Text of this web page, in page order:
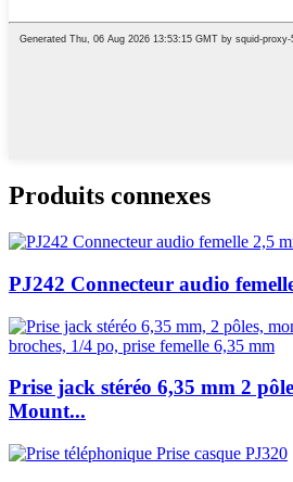
Produits connexes
PJ242 Connecteur audio
Prise jack stéréo 6,35 mm 2
Mount...